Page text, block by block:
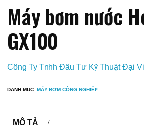
Máy bơm nước
GX100
Công Ty Tnhh Đầu Tư Kỹ Thuật Đại
DANH MỤC: MÁY BƠM CÔNG NGHIỆP
MÔ TẢ